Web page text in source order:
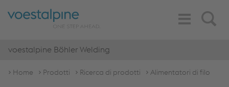
Search
Toggle
Navigation
voestalpine Böhler Welding
Home Prodotti Ricerca di prodotti Alimentatori di filo